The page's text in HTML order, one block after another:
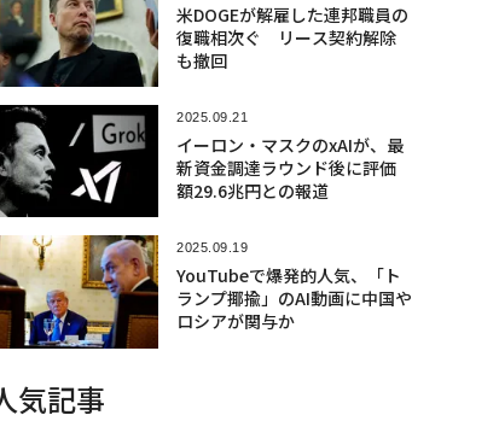
米DOGEが解雇した連邦職員の
復職相次ぐ リース契約解除
も撤回
2025.09.21
イーロン・マスクのxAIが、最
新資金調達ラウンド後に評価
額29.6兆円との報道
2025.09.19
YouTubeで爆発的人気、「ト
ランプ揶揄」のAI動画に中国や
ロシアが関与か
気記事